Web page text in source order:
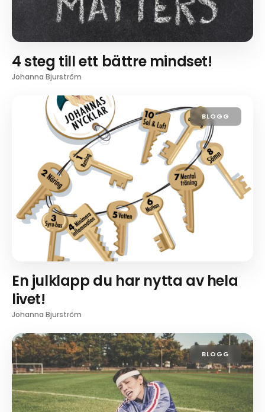
4 steg till ett bättre mindset!
Johanna Bjurström
BLOGG
En julklapp du har nytta av hela
livet!
Johanna Bjurström
BLOGG